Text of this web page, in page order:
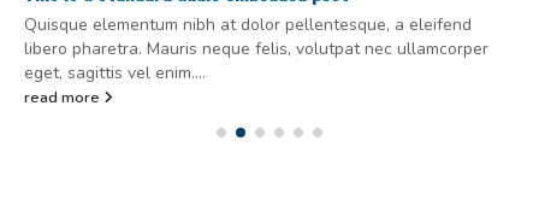
Quisque elementum nibh at dolor pellentesque, a eleifend
libero pharetra. Mauris neque felis, volutpat nec ullamcorper
eget, sagittis vel enim....
read more